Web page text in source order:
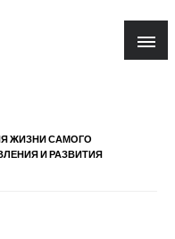
ЖИЗНИ САМОГО
И РАЗВИТИЯ